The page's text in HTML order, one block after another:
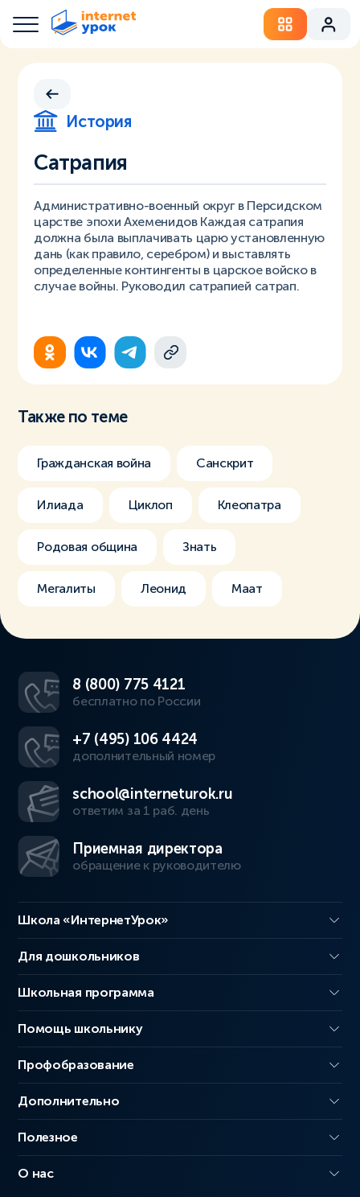
История
Сатрапия
Административно-военный округ в Персидском
царстве эпохи Ахеменидов Каждая сатрапия
должна была выплачивать царю установленную
дань (как правило, серебром) и выставлять
определенные контингенты в царское войско в
случае войны. Руководил сатрапией сатрап.
Также по теме
Гражданская война Санскрит
Илиада Циклоп Клеопатра
Родовая община Знать
Мегалиты Леонид Маат
8 (800) 775 4121
бесплатно по России
+7 (495) 106 4424
дополнительный номер
school@interneturok.ru
ответим за 1 раб. день
Приемная директора
обращение к руководителю
Школа «ИнтернетУрок»
Для дошкольников
Школьная программа
Помощь школьнику
Профобразование
Дополнительно
Полезное
О нас